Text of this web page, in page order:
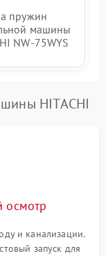
пружин
машины
NW-75WYS
HITACHI
осмотр
и канализации.
запуск для